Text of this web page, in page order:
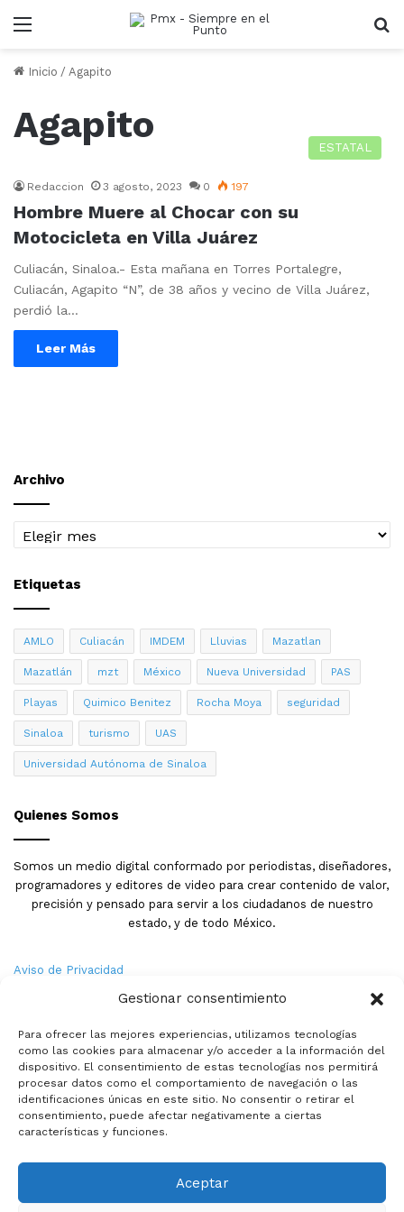
Gestionar consentimiento
Para ofrecer las mejores experiencias, utilizamos tecnologías
como las cookies para almacenar y/o acceder a la información del
dispositivo. El consentimiento de estas tecnologías nos permitirá
procesar datos como el comportamiento de navegación o las
identificaciones únicas en este sitio. No consentir o retirar el
consentimiento, puede afectar negativamente a ciertas
características y funciones.
Aceptar
Menu
Inicio / Agapito
Agapito
ESTATAL
Redaccion 3 agosto, 2023 0 197
Hombre Muere al Chocar con su
Motocicleta en Villa Juárez
Culiacán, Sinaloa.- Esta mañana en Torres Portalegre,
Culiacán, Agapito “N”, de 38 años y vecino de Villa Juárez,
perdió la…
Leer Más
Archivo
Archivo
Etiquetas
AMLO Culiacán IMDEM Lluvias Mazatlan
Mazatlán mzt México Nueva Universidad PAS
Playas Quimico Benitez Rocha Moya seguridad
Sinaloa turismo UAS
Universidad Autónoma de Sinaloa
Quienes Somos
Somos un medio digital conformado por periodistas, diseñadores,
programadores y editores de video para crear contenido de valor,
precisión y pensado para servir a los ciudadanos de nuestro
estado, y de todo México.
Aviso de Privacidad
Términos y Condiciones
Política de Cookies
Contacto
© Copyright 2026,PMX. Todos los derechos reservados.